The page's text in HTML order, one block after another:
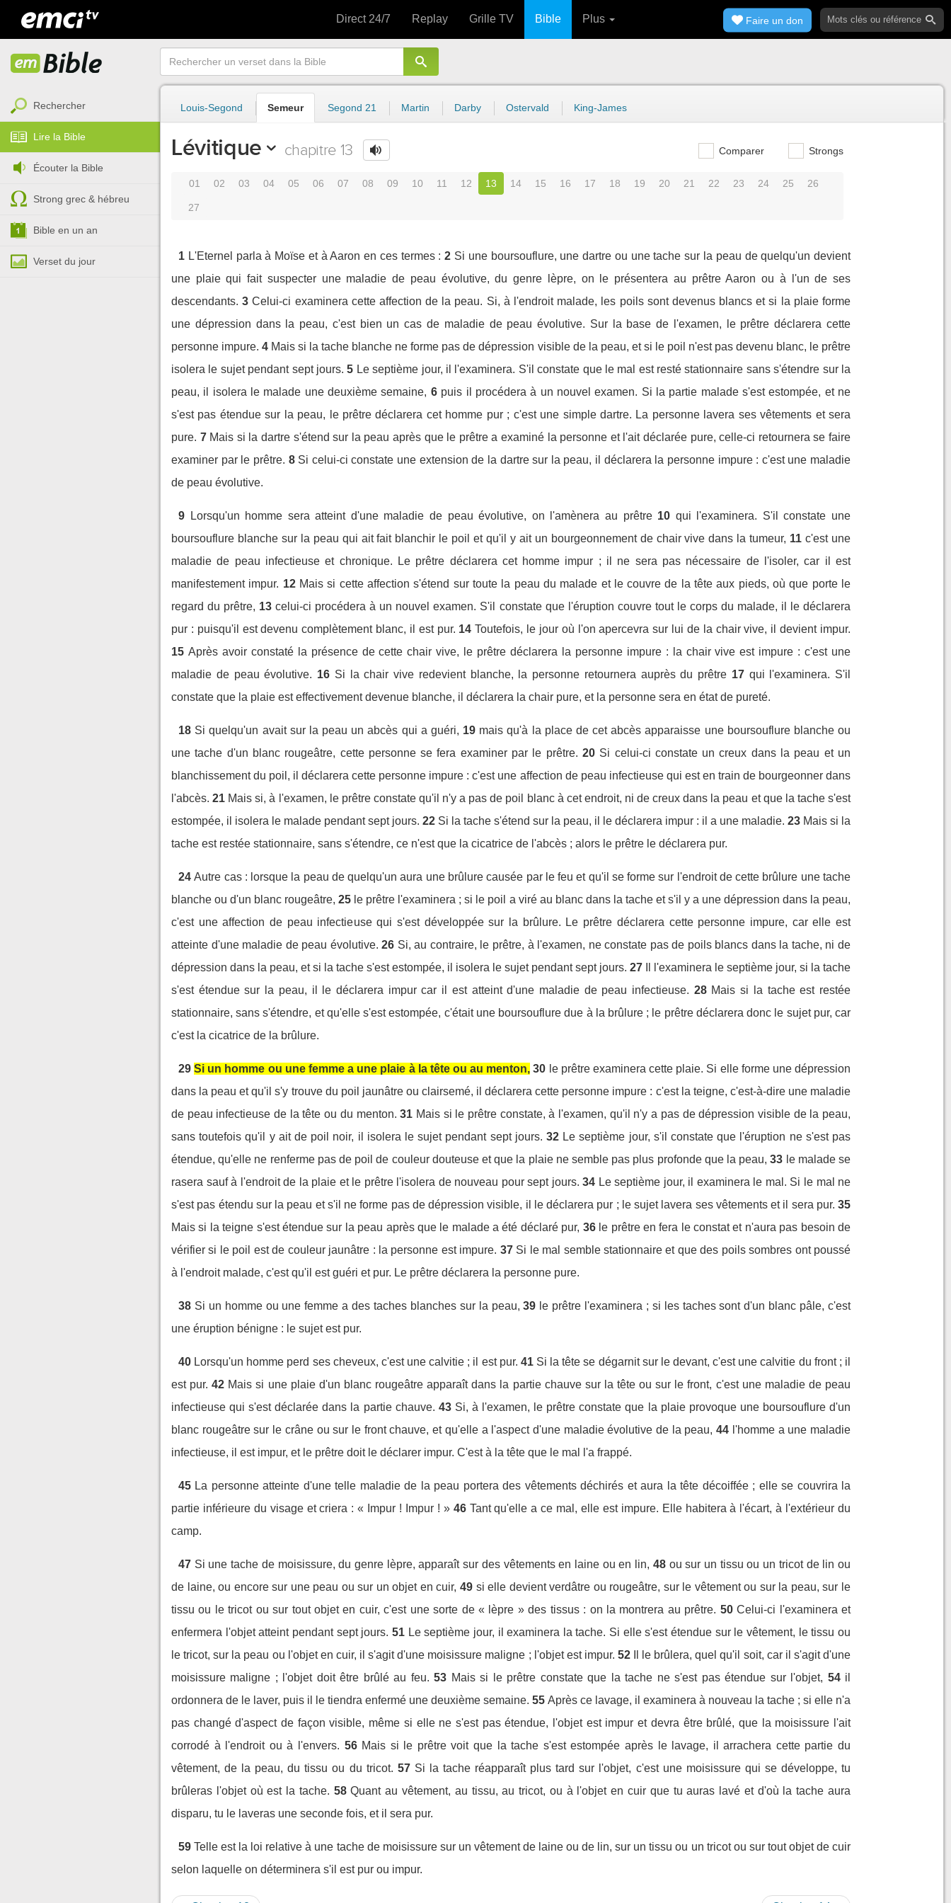
Direct 24/7 Replay Grille TV Bible Plus Faire un don
Rechercher
Lire la Bible
Écouter la Bible
Strong grec & hébreu
Bible en un an
Verset du jour
Louis-Segond Semeur Segond 21 Martin Darby Ostervald King-James
Lévitique chapitre 13 Comparer Strongs
01 02 03 04 05 06 07 08 09 10 11 12 13 14 15 16 17 18 19 20 21 22 23 24 25 26
27
1 L'Eternel parla à Moïse et à Aaron en ces termes : 2 Si une boursouflure, une dartre ou une tache sur la peau de quelqu'un devient
une plaie qui fait suspecter une maladie de peau évolutive, du genre lèpre, on le présentera au prêtre Aaron ou à l'un de ses
descendants. 3 Celui-ci examinera cette affection de la peau. Si, à l'endroit malade, les poils sont devenus blancs et si la plaie forme
une dépression dans la peau, c'est bien un cas de maladie de peau évolutive. Sur la base de l'examen, le prêtre déclarera cette
personne impure. 4 Mais si la tache blanche ne forme pas de dépression visible de la peau, et si le poil n'est pas devenu blanc, le prêtre
isolera le sujet pendant sept jours. 5 Le septième jour, il l'examinera. S'il constate que le mal est resté stationnaire sans s'étendre sur la
peau, il isolera le malade une deuxième semaine, 6 puis il procédera à un nouvel examen. Si la partie malade s'est estompée, et ne
s'est pas étendue sur la peau, le prêtre déclarera cet homme pur ; c'est une simple dartre. La personne lavera ses vêtements et sera
pure. 7 Mais si la dartre s'étend sur la peau après que le prêtre a examiné la personne et l'ait déclarée pure, celle-ci retournera se faire
examiner par le prêtre. 8 Si celui-ci constate une extension de la dartre sur la peau, il déclarera la personne impure : c'est une maladie
de peau évolutive.
9 Lorsqu'un homme sera atteint d'une maladie de peau évolutive, on l'amènera au prêtre 10 qui l'examinera. S'il constate une
boursouflure blanche sur la peau qui ait fait blanchir le poil et qu'il y ait un bourgeonnement de chair vive dans la tumeur, 11 c'est une
maladie de peau infectieuse et chronique. Le prêtre déclarera cet homme impur ; il ne sera pas nécessaire de l'isoler, car il est
manifestement impur. 12 Mais si cette affection s'étend sur toute la peau du malade et le couvre de la tête aux pieds, où que porte le
regard du prêtre, 13 celui-ci procédera à un nouvel examen. S'il constate que l'éruption couvre tout le corps du malade, il le déclarera
pur : puisqu'il est devenu complètement blanc, il est pur. 14 Toutefois, le jour où l'on apercevra sur lui de la chair vive, il devient impur.
15 Après avoir constaté la présence de cette chair vive, le prêtre déclarera la personne impure : la chair vive est impure : c'est une
maladie de peau évolutive. 16 Si la chair vive redevient blanche, la personne retournera auprès du prêtre 17 qui l'examinera. S'il
constate que la plaie est effectivement devenue blanche, il déclarera la chair pure, et la personne sera en état de pureté.
18 Si quelqu'un avait sur la peau un abcès qui a guéri, 19 mais qu'à la place de cet abcès apparaisse une boursouflure blanche ou
une tache d'un blanc rougeâtre, cette personne se fera examiner par le prêtre. 20 Si celui-ci constate un creux dans la peau et un
blanchissement du poil, il déclarera cette personne impure : c'est une affection de peau infectieuse qui est en train de bourgeonner dans
l'abcès. 21 Mais si, à l'examen, le prêtre constate qu'il n'y a pas de poil blanc à cet endroit, ni de creux dans la peau et que la tache s'est
estompée, il isolera le malade pendant sept jours. 22 Si la tache s'étend sur la peau, il le déclarera impur : il a une maladie. 23 Mais si la
tache est restée stationnaire, sans s'étendre, ce n'est que la cicatrice de l'abcès ; alors le prêtre le déclarera pur.
24 Autre cas : lorsque la peau de quelqu'un aura une brûlure causée par le feu et qu'il se forme sur l'endroit de cette brûlure une tache
blanche ou d'un blanc rougeâtre, 25 le prêtre l'examinera ; si le poil a viré au blanc dans la tache et s'il y a une dépression dans la peau,
c'est une affection de peau infectieuse qui s'est développée sur la brûlure. Le prêtre déclarera cette personne impure, car elle est
atteinte d'une maladie de peau évolutive. 26 Si, au contraire, le prêtre, à l'examen, ne constate pas de poils blancs dans la tache, ni de
dépression dans la peau, et si la tache s'est estompée, il isolera le sujet pendant sept jours. 27
Il l'examinera le septième jour, si la tache
s'est étendue sur la peau, il le déclarera impur car il est atteint d'une maladie de peau infectieuse. 28 Mais si la tache est restée
stationnaire, sans s'étendre, et qu'elle s'est estompée, c'était une boursouflure due à la brûlure ; le prêtre déclarera donc le sujet pur, car
c'est la cicatrice de la brûlure.
29 Si un homme ou une femme a une plaie à la tête ou au menton, 30 le prêtre examinera cette plaie. Si elle forme une dépression
dans la peau et qu'il s'y trouve du poil jaunâtre ou clairsemé, il déclarera cette personne impure : c'est la teigne, c'est-à-dire une maladie
de peau infectieuse de la tête ou du menton. 31 Mais si le prêtre constate, à l'examen, qu'il n'y a pas de dépression visible de la peau,
sans toutefois qu'il y ait de poil noir, il isolera le sujet pendant sept jours. 32 Le septième jour, s'il constate que l'éruption ne s'est pas
étendue, qu'elle ne renferme pas de poil de couleur douteuse et que la plaie ne semble pas plus profonde que la peau, 33 le malade se
rasera sauf à l'endroit de la plaie et le prêtre l'isolera de nouveau pour sept jours. 34 Le septième jour, il examinera le mal. Si le mal ne
s'est pas étendu sur la peau et s'il ne forme pas de dépression visible, il le déclarera pur ; le sujet lavera ses vêtements et il sera pur. 35
Mais si la teigne s'est étendue sur la peau après que le malade a été déclaré pur, 36 le prêtre en fera le constat et n'aura pas besoin de
vérifier si le poil est de couleur jaunâtre : la personne est impure. 37 Si le mal semble stationnaire et que des poils sombres ont poussé
à l'endroit malade, c'est qu'il est guéri et pur. Le prêtre déclarera la personne pure.
38 Si un homme ou une femme a des taches blanches sur la peau, 39 le prêtre l'examinera ; si les taches sont d'un blanc pâle, c'est
une éruption bénigne : le sujet est pur.
40 Lorsqu'un homme perd ses cheveux, c'est une calvitie ; il est pur. 41 Si la tête se dégarnit sur le devant, c'est une calvitie du front ; il
est pur. 42 Mais si une plaie d'un blanc rougeâtre apparaît dans la partie chauve sur la tête ou sur le front, c'est une maladie de peau
infectieuse qui s'est déclarée dans la partie chauve. 43 Si, à l'examen, le prêtre constate que la plaie provoque une boursouflure d'un
blanc rougeâtre sur le crâne ou sur le front chauve, et qu'elle a l'aspect d'une maladie évolutive de la peau, 44 l'homme a une maladie
infectieuse, il est impur, et le prêtre doit le déclarer impur. C'est à la tête que le mal l'a frappé.
45 La personne atteinte d'une telle maladie de la peau portera des vêtements déchirés et aura la tête décoiffée ; elle se couvrira la
partie inférieure du visage et criera : « Impur ! Impur ! » 46 Tant qu'elle a ce mal, elle est impure. Elle habitera à l'écart, à l'extérieur du
camp.
47 Si une tache de moisissure, du genre lèpre, apparaît sur des vêtements en laine ou en lin, 48 ou sur un tissu ou un tricot de lin ou
de laine, ou encore sur une peau ou sur un objet en cuir, 49 si elle devient verdâtre ou rougeâtre, sur le vêtement ou sur la peau, sur le
tissu ou le tricot ou sur tout objet en cuir, c'est une sorte de « lèpre » des tissus : on la montrera au prêtre. 50 Celui-ci l'examinera et
enfermera l'objet atteint pendant sept jours. 51 Le septième jour, il examinera la tache. Si elle s'est étendue sur le vêtement, le tissu ou
le tricot, sur la peau ou l'objet en cuir, il s'agit d'une moisissure maligne ; l'objet est impur. 52
Il le brûlera, quel qu'il soit, car il s'agit d'une
moisissure maligne ; l'objet doit être brûlé au feu. 53 Mais si le prêtre constate que la tache ne s'est pas étendue sur l'objet, 54 il
ordonnera de le laver, puis il le tiendra enfermé une deuxième semaine. 55 Après ce lavage, il examinera à nouveau la tache ; si elle n'a
pas changé d'aspect de façon visible, même si elle ne s'est pas étendue, l'objet est impur et devra être brûlé, que la moisissure l'ait
corrodé à l'endroit ou à l'envers. 56 Mais si le prêtre voit que la tache s'est estompée après le lavage, il arrachera cette partie du
vêtement, de la peau, du tissu ou du tricot. 57 Si la tache réapparaît plus tard sur l'objet, c'est une moisissure qui se développe, tu
brûleras l'objet où est la tache. 58 Quant au vêtement, au tissu, au tricot, ou à l'objet en cuir que tu auras lavé et d'où la tache aura
disparu, tu le laveras une seconde fois, et il sera pur.
59 Telle est la loi relative à une tache de moisissure sur un vêtement de laine ou de lin, sur un tissu ou un tricot ou sur tout objet de cuir
selon laquelle on déterminera s'il est pur ou impur.